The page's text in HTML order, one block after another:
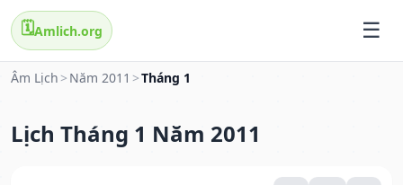
🗓️Amlich.org
Âm Lịch > Năm 2011 >Tháng 1
Lịch Tháng 1 Năm 2011